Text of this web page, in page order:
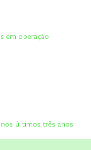
em operação
últimos três anos